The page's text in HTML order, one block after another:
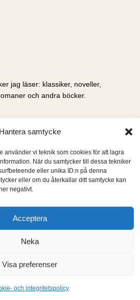
Hantera samtycke
använder vi teknik som cookies för att lagra
När du samtycker till dessa tekniker
eller unika ID:n på denna
eller om du återkallar ditt samtycke kan
negativt.
Acceptera
Neka
Visa preferenser
och integritetspolicy
jag läser: klassiker, noveller,
och andra böcker.